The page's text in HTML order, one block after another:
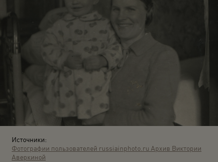
Источники:
Фотографии пользователей russiainphoto.ru Архив Виктории
Аверкиной